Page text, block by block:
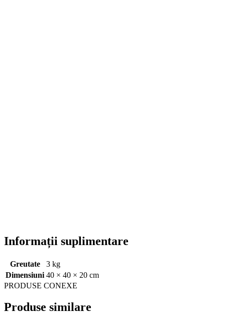
Informații suplimentare
Greutate
3 kg
Dimensiuni 40 × 40 × 20 cm
PRODUSE CONEXE
Produse similare